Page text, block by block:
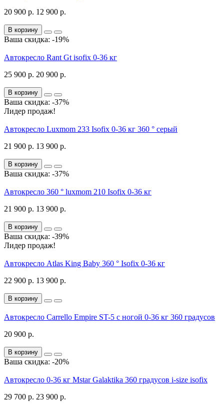
20 900 р. 12 900 р.
В корзину
Ваша скидка: -19%
Автокресло Rant Gt isofix 0-36 кг
25 900 р. 20 900 р.
В корзину
Ваша скидка: -37%
Лидер продаж!
Автокресло Luxmom 233 Isofix 0-36 кг 360 ° серый
21 900 р. 13 900 р.
В корзину
Ваша скидка: -37%
Автокресло 360 ° luxmom 210 Isofix 0-36 кг
21 900 р. 13 900 р.
В корзину
Ваша скидка: -39%
Лидер продаж!
Автокресло Atlas King Baby 360 ° Isofix 0-36 кг
22 900 р. 13 900 р.
В корзину
Автокресло Carrello Empire ST-5 с ногой 0-36 кг 360 градусов
20 900 р.
В корзину
Ваша скидка: -20%
Автокресло 0-36 кг Mstar Galaktika 360 градусов i-size isofix
29 700 р. 23 900 р.